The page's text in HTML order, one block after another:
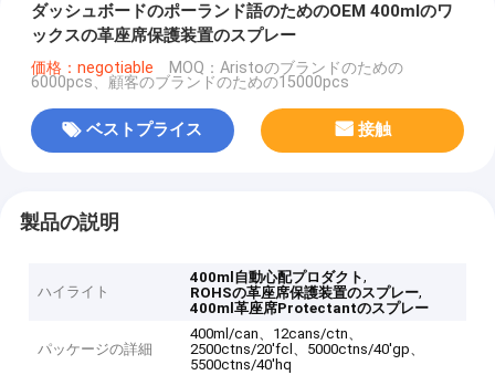
ダッシュボードのポーランド語のためのOEM 400mlのワ
ックスの革座席保護装置のスプレー
価格：negotiable MOQ：Aristoのブランドのための
6000pcs、顧客のブランドのための15000pcs
ベストプライス 接触
製品の説明
ハイライト
400ml自動心配プロダクト,
ROHSの革座席保護装置のスプレー,
400ml革座席Protectantのスプレー
パッケージの詳細
400ml/can、12cans/ctn、
2500ctns/20'fcl、5000ctns/40'gp、
5500ctns/40'hq